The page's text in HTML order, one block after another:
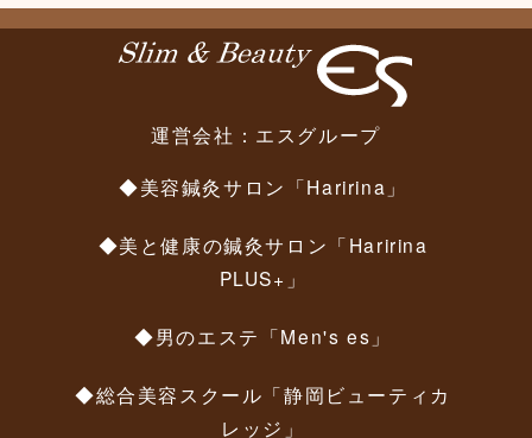
運営会社： エスグループ
◆美容鍼灸サロン「Haririna」
◆美と健康の鍼灸サロン「Haririna
PLUS+」
◆男のエステ「Men's es」
◆総合美容スクール「静岡ビューティカ
レッジ」